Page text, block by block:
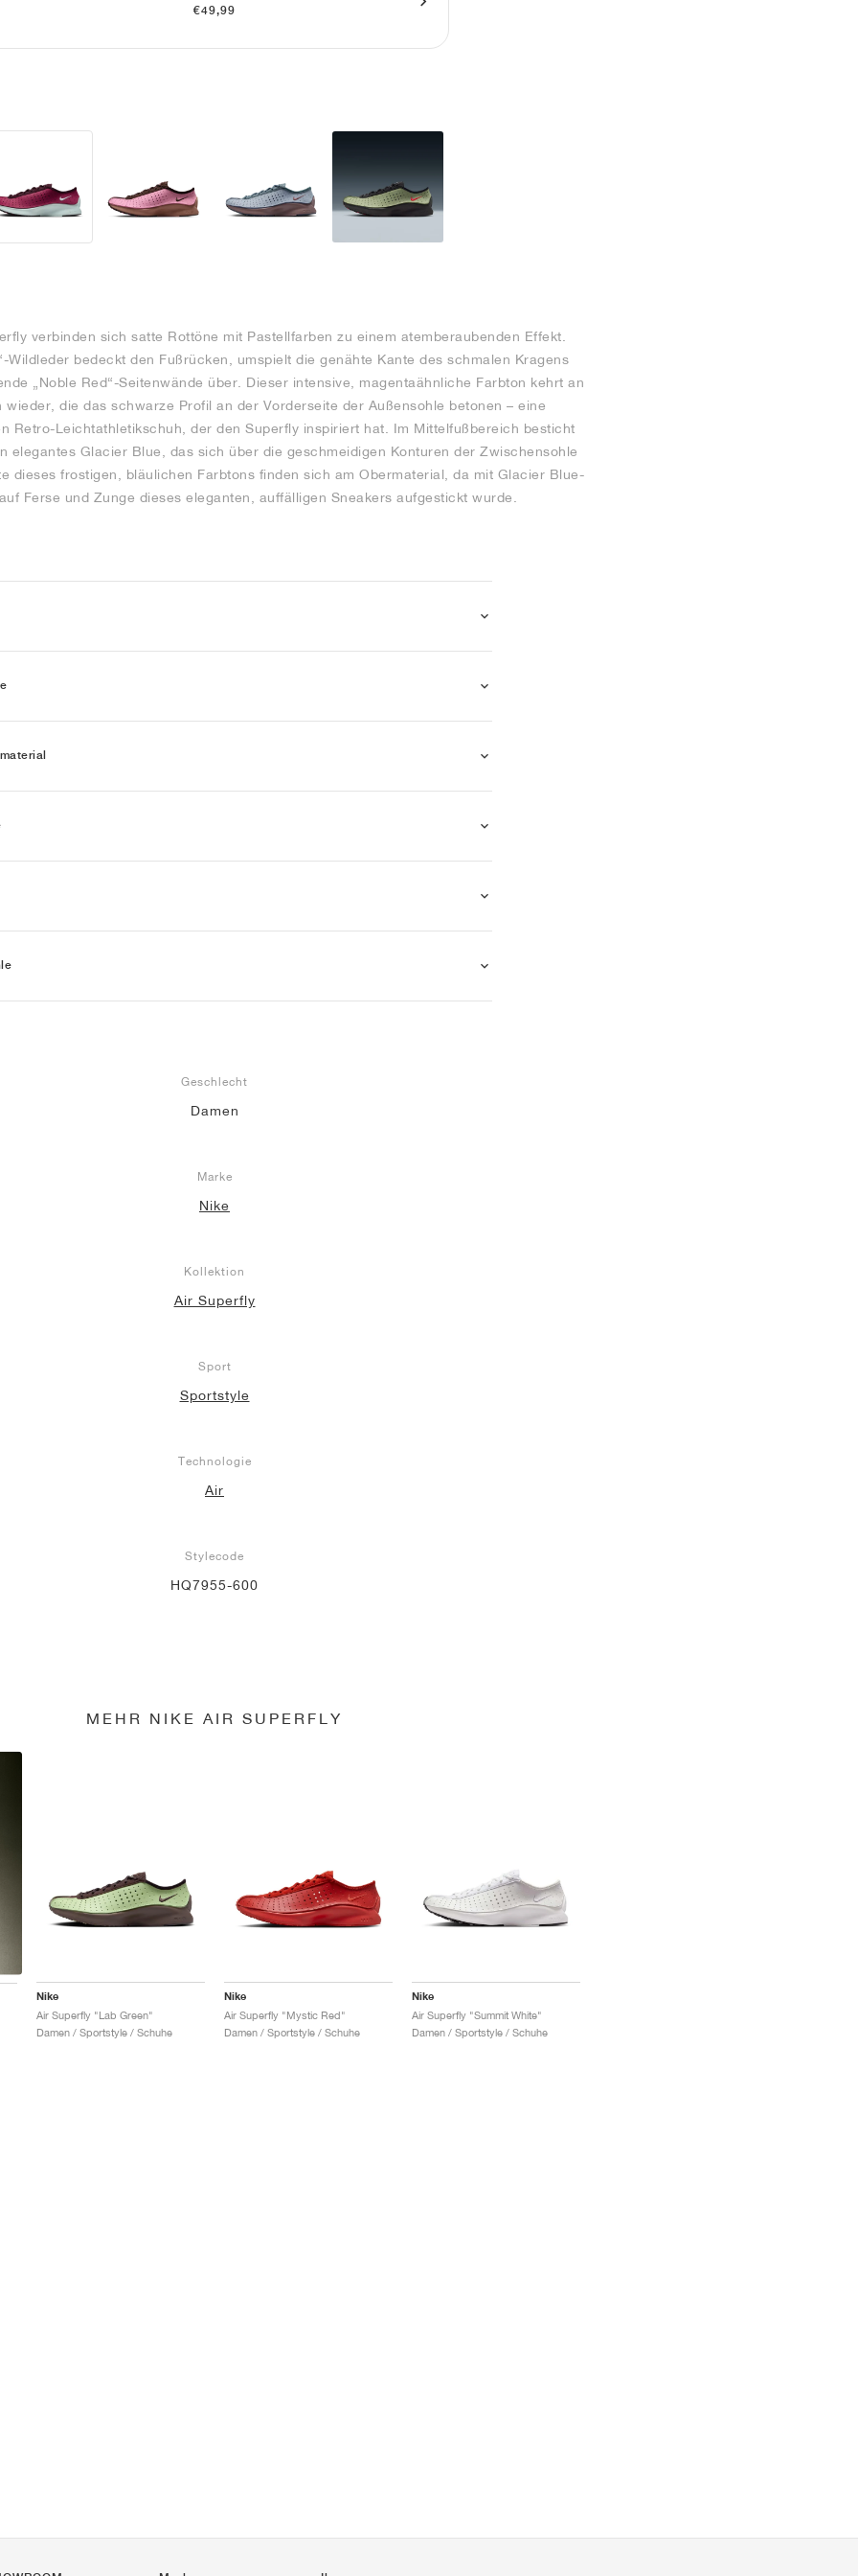
€49,99
verbinden sich satte Rottöne mit Pastellfarben zu einem atemberaubenden Effekt.
Wildleder bedeckt den Fußrücken, umspielt die genähte Kante des schmalen Kragens
„Noble Red“-Seitenwände über. Dieser intensive, magentaähnliche Farbton kehrt an
wieder, die das schwarze Profil an der Vorderseite der Außensohle betonen – eine
Retro-Leichtathletikschuh, der den Superfly inspiriert hat. Im Mittelfußbereich besticht
elegantes Glacier Blue, das sich über die geschmeidigen Konturen der Zwischensohle
dieses frostigen, bläulichen Farbtons finden sich am Obermaterial, da mit Glacier Blue-
Ferse und Zunge dieses eleganten, auffälligen Sneakers aufgestickt wurde.
Geschlecht
Damen
Marke
Nike
Kollektion
Air Superfly
Sport
Sportstyle
Technologie
Air
Stylecode
HQ7955-600
MEHR NIKE AIR SUPERFLY
Nike
Air Superfly "Lab Green"
Damen / Sportstyle / Schuhe
Nike
Air Superfly "Mystic Red"
Damen / Sportstyle / Schuhe
Nike
Air Superfly "Summit White"
Damen / Sportstyle / Schuhe